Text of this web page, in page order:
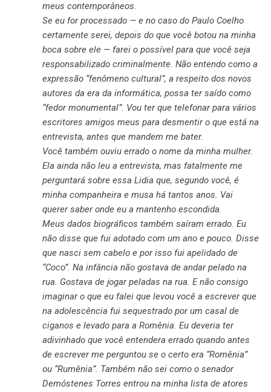
meus contemporâneos.
Se eu for processado — e no caso do Paulo Coelho
certamente serei, depois do que você botou na minha
boca sobre ele — farei o possível para que você seja
responsabilizado criminalmente. Não entendo como a
expressão “fenômeno cultural”, a respeito dos novos
autores da era da informática, possa ter saído como
“fedor monumental”. Vou ter que telefonar para vários
escritores amigos meus para desmentir o que está na
entrevista, antes que mandem me bater.
Você também ouviu errado o nome da minha mulher.
Ela ainda não leu a entrevista, mas fatalmente me
perguntará sobre essa Lidia que, segundo você, é
minha companheira e musa há tantos anos. Vai
querer saber onde eu a mantenho escondida.
Meus dados biográficos também saíram errado. Eu
não disse que fui adotado com um ano e pouco. Disse
que nasci sem cabelo e por isso fui apelidado de
“Coco”. Na infância não gostava de andar pelado na
rua. Gostava de jogar peladas na rua. E não consigo
imaginar o que eu falei que levou você a escrever que
na adolescência fui sequestrado por um casal de
ciganos e levado para a Romênia. Eu deveria ter
adivinhado que você entendera errado quando antes
de escrever me perguntou se o certo era “Romênia”
ou “Rumênia”. Também não sei como o senador
Demóstenes Torres entrou na minha lista de atores